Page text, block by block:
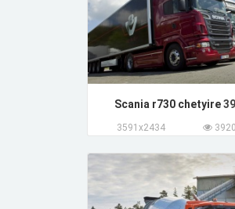
Scania r730 chetyire
3591x2434 3920